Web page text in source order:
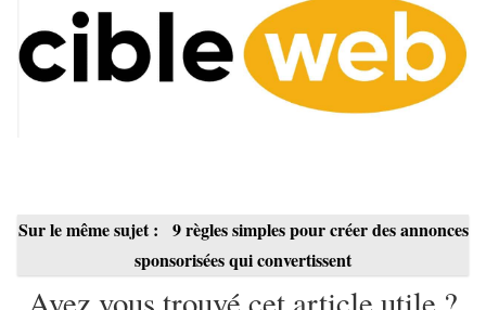
Sur le même sujet :
9 règles simples pour créer des annonces
sponsorisées qui convertissent